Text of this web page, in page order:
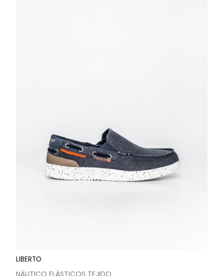
LIBERTO
NÁUTICO ELÁSTICOS TEJIDO